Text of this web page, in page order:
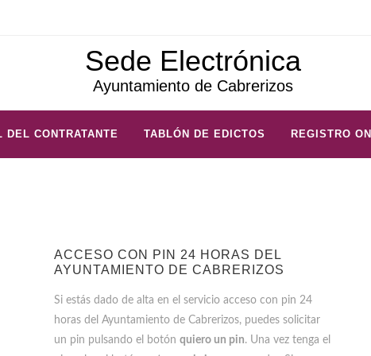
Sede Electrónica
Ayuntamiento de Cabrerizos
DEL CONTRATANTE TABLÓN DE EDICTOS REGISTRO
ACCESO CON PIN 24 HORAS DEL
AYUNTAMIENTO DE CABRERIZOS
Si estás dado de alta en el servicio acceso con pin 24
horas del Ayuntamiento de Cabrerizos, puedes solicitar
un pin pulsando el botón quiero un pin. Una vez tenga el